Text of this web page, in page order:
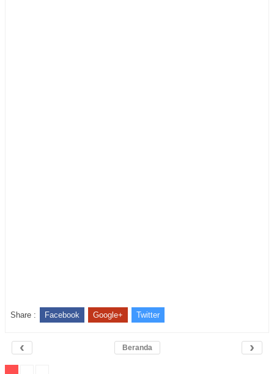
Share : Facebook Google+ Twitter
‹ ›
Beranda